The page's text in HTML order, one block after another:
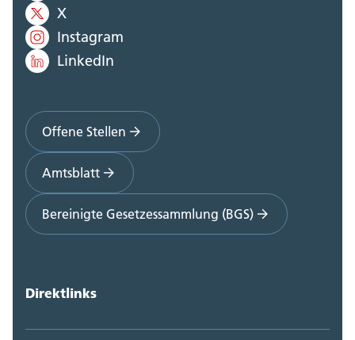
X
Instagram
LinkedIn
Offene Stellen
Amtsblatt
Bereinigte Gesetzessammlung (BGS)
Direktlinks